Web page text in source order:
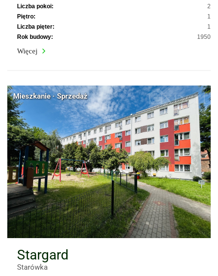
Liczba pokoi:
2
Piętro:
1
Liczba pięter:
1
Rok budowy:
1950
Więcej
Mieszkanie · Sprzedaż
Stargard
Starówka